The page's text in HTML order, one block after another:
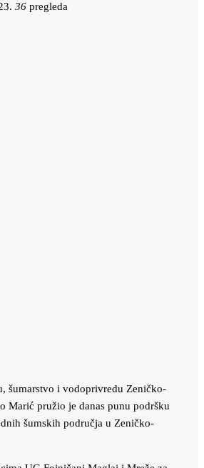
36 pregleda
šumarstvo i vodoprivredu Zeničko-
Marić pružio je danas punu podršku
šumskih područja u Zeničko-